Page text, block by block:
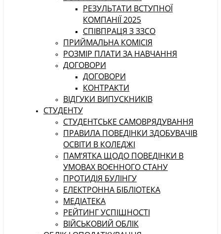
РЕЗУЛЬТАТИ ВСТУПНОЇ
КОМПАНІЇ 2025
СПІВПРАЦЯ З ЗЗСО
ПРИЙМАЛЬНА КОМІСІЯ
РОЗМІР ПЛАТИ ЗА НАВЧАННЯ
ДОГОВОРИ
ДОГОВОРИ
КОНТРАКТИ
ВІДГУКИ ВИПУСКНИКІВ
СТУДЕНТУ
CТУДЕНТСЬКЕ САМОВРЯДУВАННЯ
ПРАВИЛА ПОВЕДІНКИ ЗДОБУВАЧІВ
ОСВІТИ В КОЛЕДЖІ
ПАМ’ЯТКА ЩОДО ПОВЕДІНКИ В
УМОВАХ ВОЄННОГО СТАНУ
ПРОТИДІЯ БУЛІНГУ
ЕЛЕКТРОННА БІБЛІОТЕКА
МЕДІАТЕКА
РЕЙТИНГ УСПІШНОСТІ
ВІЙСЬКОВИЙ ОБЛІК